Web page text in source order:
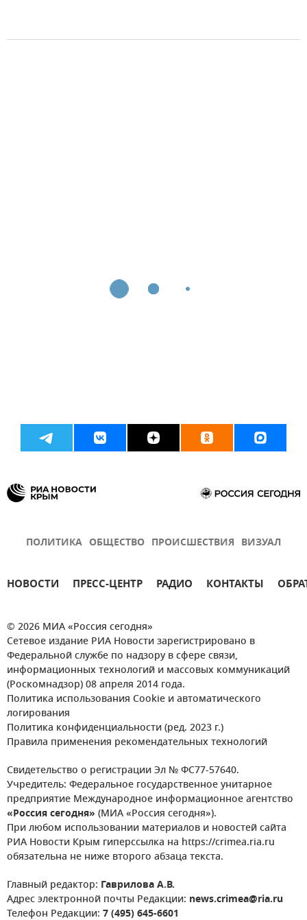
ПОЛИТИКА ОБЩЕСТВО ПРОИСШЕСТВИЯ ВИЗУАЛ
НОВОСТИ ПРЕСС-ЦЕНТР РАДИО КОНТАКТЫ
© 2026 МИА «Россия сегодня»
Сетевое издание РИА Новости зарегистрировано в
Федеральной службе по надзору в сфере связи,
информационных технологий и массовых коммуникаций
(Роскомнадзор) 08 апреля 2014 года.
Политика использования Cookie и автоматического
логирования
Политика конфиденциальности (ред. 2023 г.)
Правила применения рекомендательных технологий
Свидетельство о регистрации Эл № ФС77-57640.
Учредитель: Федеральное государственное унитарное
предприятие Международное информационное агентство
«Россия сегодня» (МИА «Россия сегодня»).
При любом использовании материалов и новостей сайта
РИА Новости Крым гиперссылка на https://crimea.ria.ru
обязательна не ниже второго абзаца текста.
Главный редактор: Гаврилова А.В.
Адрес электронной почты Редакции: news.crimea@ria.ru
Телефон Редакции: 7 (495) 645-6601